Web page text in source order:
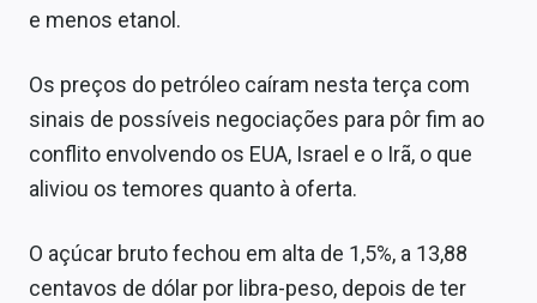
Expediente
Contato
e menos etanol.
Os preços do petróleo caíram nesta terça com
sinais de possíveis negociações para pôr fim ao
conflito envolvendo os EUA, Israel e o Irã, o que
aliviou os temores quanto à oferta.
O açúcar bruto fechou em alta de 1,5%, a 13,88
centavos de dólar por libra-peso, depois de ter